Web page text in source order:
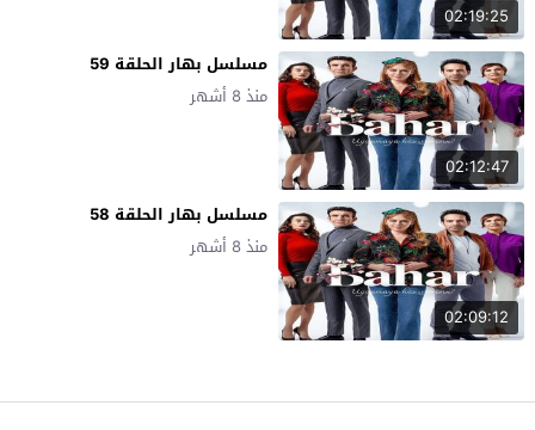
02:19:25
02:12:47
مسلسل بهار الحلقة 59
منذ 8 أشهر
02:09:12
مسلسل بهار الحلقة 58
منذ 8 أشهر